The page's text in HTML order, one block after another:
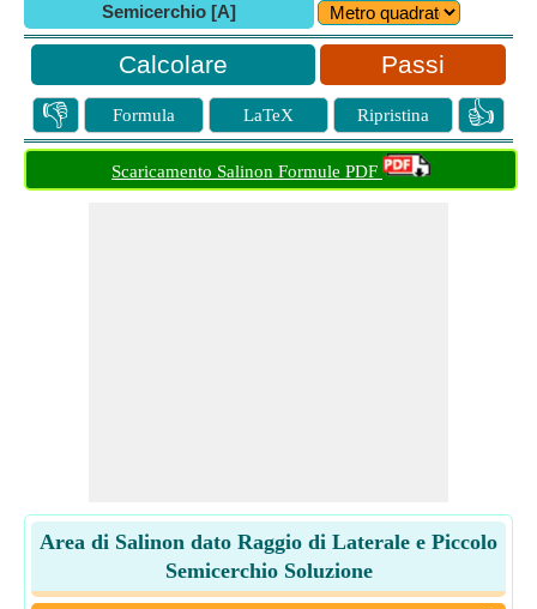
Semicerchio [A]
Passi
👎 Formula LaTeX Ripristina 👍
Scaricamento Salinon Formule PDF
Area di Salinon dato Raggio di Laterale e Piccolo
Semicerchio Soluzione